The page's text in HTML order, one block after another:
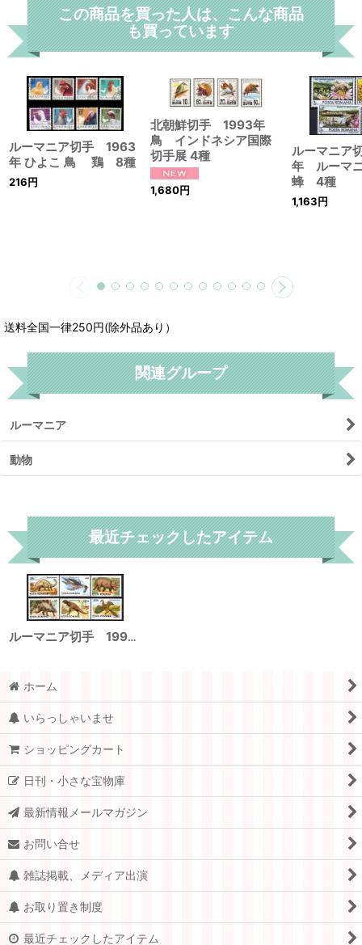
この商品を買った人は、こんな商品
も買っています
ルーマニア切手 1963
年 ひよこ 鳥 鶏 8種
216円
北朝鮮切手 1993年
鳥 インドネシア国際
切手展 4種
1,680円
ルーマニ
年 ルーマ
蜂 4種
1,163円
送料全国一律250円(除外品あり）
関連グループ
ルーマニア
動物
最近チェックしたアイテム
ルーマニア切手 1993年 恐竜 6種
ホーム
いらっしゃいませ
ショッピングカート
日刊・小さな宝物庫
最新情報メールマガジン
お問い合せ
雑誌掲載、メディア出演
お取り置き制度
最近チェックしたアイテム